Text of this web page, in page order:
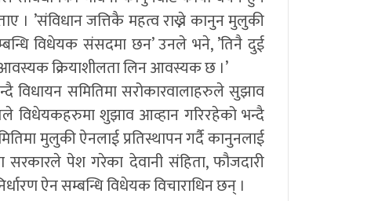
। ’संविधान जत्तिकै महत्व राख्ने कानुन मुलुकी
विधेयक संसदमा छन’ उनले भने, ’तिनै दुई
क्रियाशीलता लिन आवस्यक छ ।’
विधायन समितिमा सरोकारवालाहरुले सुझाव
विधेयकहरुमा शुझाव आव्हान गरिरहेको भन्दै
मुलुकी ऐनलाई प्रतिस्थापन गर्दै कानुनलाई
पेश गरेका देवानी संहिता, फौजदारी
ऐन सम्बन्धि विधेयक विचाराधिन छन् ।